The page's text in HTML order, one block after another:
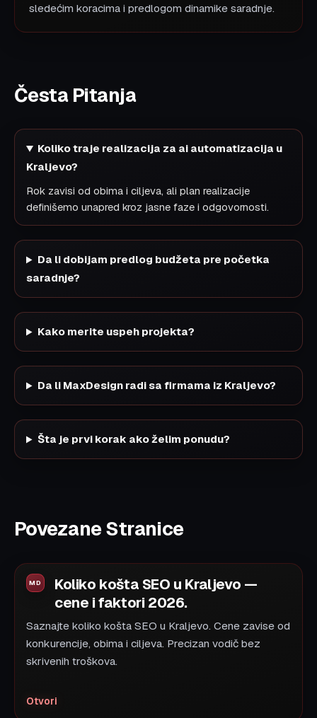
sledećim koracima i predlogom dinamike saradnje.
Česta Pitanja
Koliko traje realizacija za ai automatizacija u
Kraljevo?
Rok zavisi od obima i ciljeva, ali plan realizacije
definišemo unapred kroz jasne faze i odgovornosti.
Da li dobijam predlog budžeta pre početka
saradnje?
Kako merite uspeh projekta?
Da li MaxDesign radi sa firmama iz Kraljevo?
Šta je prvi korak ako želim ponudu?
Povezane Stranice
Koliko košta SEO u Kraljevo —
cene i faktori 2026.
Saznajte koliko košta SEO u Kraljevo. Cene zavise od
konkurencije, obima i ciljeva. Precizan vodič bez
skrivenih troškova.
Otvori